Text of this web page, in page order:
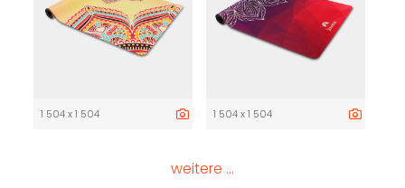
1 504 x 1 504 1 504 x 1 504
weitere ...